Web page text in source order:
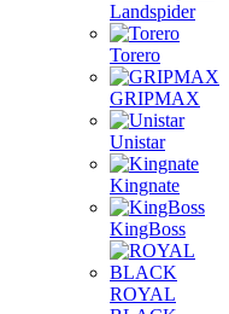
Landspider
Torero
GRIPMAX
Unistar
Kingnate
KingBoss
ROYAL